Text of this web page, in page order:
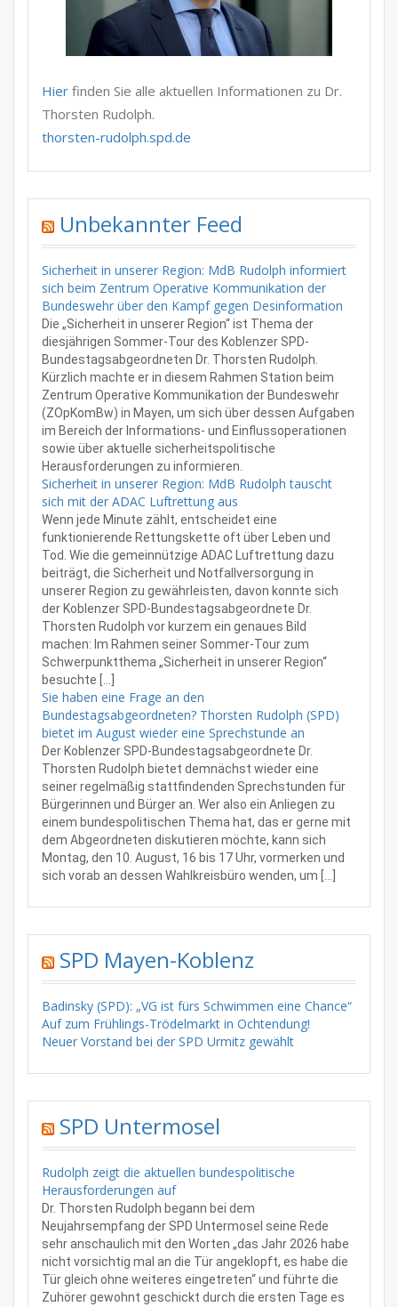
Hier finden Sie alle aktuellen Informationen zu Dr.
Thorsten Rudolph.
thorsten-rudolph.spd.de
Unbekannter Feed
Sicherheit in unserer Region: MdB Rudolph informiert
sich beim Zentrum Operative Kommunikation der
Bundeswehr über den Kampf gegen Desinformation
Die „Sicherheit in unserer Region“ ist Thema der
diesjährigen Sommer-Tour des Koblenzer SPD-
Bundestagsabgeordneten Dr. Thorsten Rudolph.
Kürzlich machte er in diesem Rahmen Station beim
Zentrum Operative Kommunikation der Bundeswehr
(ZOpKomBw) in Mayen, um sich über dessen Aufgaben
im Bereich der Informations- und Einflussoperationen
sowie über aktuelle sicherheitspolitische
Herausforderungen zu informieren.
Sicherheit in unserer Region: MdB Rudolph tauscht
sich mit der ADAC Luftrettung aus
Wenn jede Minute zählt, entscheidet eine
funktionierende Rettungskette oft über Leben und
Tod. Wie die gemeinnützige ADAC Luftrettung dazu
beiträgt, die Sicherheit und Notfallversorgung in
unserer Region zu gewährleisten, davon konnte sich
der Koblenzer SPD-Bundestagsabgeordnete Dr.
Thorsten Rudolph vor kurzem ein genaues Bild
machen: Im Rahmen seiner Sommer-Tour zum
Schwerpunktthema „Sicherheit in unserer Region“
besuchte […]
Sie haben eine Frage an den
Bundestagsabgeordneten? Thorsten Rudolph (SPD)
bietet im August wieder eine Sprechstunde an
Der Koblenzer SPD-Bundestagsabgeordnete Dr.
Thorsten Rudolph bietet demnächst wieder eine
seiner regelmäßig stattfindenden Sprechstunden für
Bürgerinnen und Bürger an. Wer also ein Anliegen zu
einem bundespolitischen Thema hat, das er gerne mit
dem Abgeordneten diskutieren möchte, kann sich
Montag, den 10. August, 16 bis 17 Uhr, vormerken und
sich vorab an dessen Wahlkreisbüro wenden, um […]
SPD Mayen-Koblenz
Badinsky (SPD): „VG ist fürs Schwimmen eine Chance“
Auf zum Frühlings-Trödelmarkt in Ochtendung!
Neuer Vorstand bei der SPD Urmitz gewählt
SPD Untermosel
Rudolph zeigt die aktuellen bundespolitische
Herausforderungen auf
Dr. Thorsten Rudolph begann bei dem
Neujahrsempfang der SPD Untermosel seine Rede
sehr anschaulich mit den Worten „das Jahr 2026 habe
nicht vorsichtig mal an die Tür angeklopft, es habe die
Tür gleich ohne weiteres eingetreten“ und führte die
Zuhörer gewohnt geschickt durch die ersten Tage es